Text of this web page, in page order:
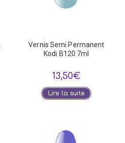
Vernis Semi Permanent
Kodi B120 7ml
13,50€
Lire la suite